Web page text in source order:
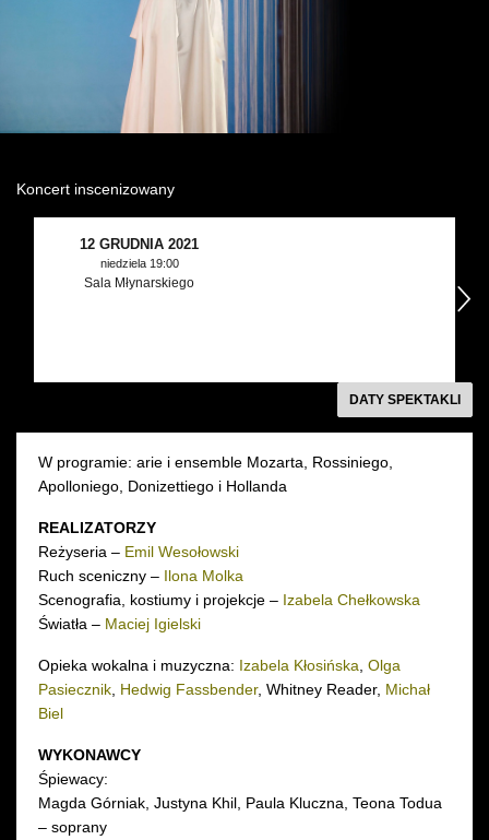
Wynajem kostiumów
Wynajem rekwizytów
Fundusze unijne
Dotacje celowe
Koncert inscenizowany
12 GRUDNIA 2021
niedziela 19:00
Sala Młynarskiego
DATY SPEKTAKLI
W programie: arie i ensemble Mozarta, Rossiniego,
Apolloniego, Donizettiego i Hollanda
REALIZATORZY
Reżyseria – Emil Wesołowski
Ruch sceniczny – Ilona Molka
Scenografia, kostiumy i projekcje – Izabela Chełkowska
Światła – Maciej Igielski
Opieka wokalna i muzyczna: Izabela Kłosińska Olga
Pasiecznik Hedwig Fassbender, Whitney Reader, Michał
Biel
WYKONAWCY
Śpiewacy:
Magda Górniak, Justyna Khil, Paula Kluczna, Teona Todua
– soprany